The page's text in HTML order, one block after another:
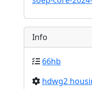
Info
66hb
hdwg2